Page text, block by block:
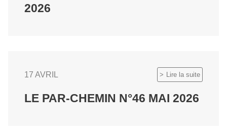
2026
Lire la suite
17 AVRIL
LE PAR-CHEMIN N°46 MAI 2026